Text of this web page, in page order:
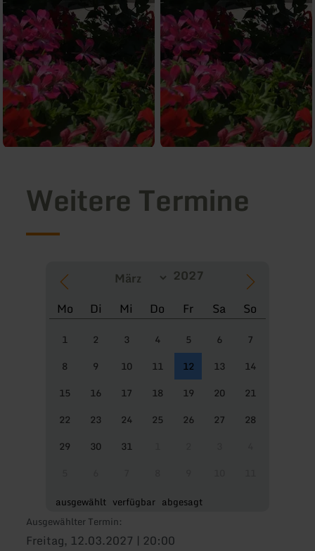
Weitere Termine
Mo Di Mi Do Fr Sa So
1 2 3 4 5 6
7
8
9 10 11 12 13
14
15
16 17 18 19 20
21
22
23 24 25 26 27
28
29
30 31
ausgewählt verfügbar abgesagt
Ausgewählter Termin:
Freitag, 12.03.2027 | 20:00